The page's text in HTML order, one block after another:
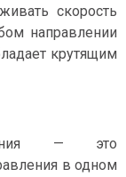
скорость
направлении
крутящим
— это
в одном